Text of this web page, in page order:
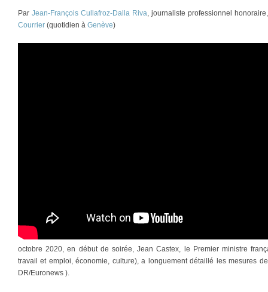
Par Jean-François Cullafroz-Dalla Riva, journaliste professionnel
Courrier (quotidien à Genève)
octobre 2020, en début de soirée, Jean Castex, le Premier ministre
travail et emploi, économie, culture), a longuement détaillé les mesures
DR/Euronews ).